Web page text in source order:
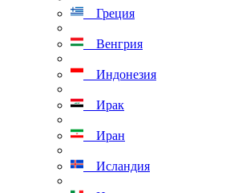
Греция
Венгрия
Индонезия
Ирак
Иран
Исландия